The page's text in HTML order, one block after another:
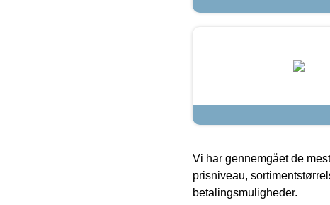
Vi har gennemgået de
prisniveau,
betalingsmuligheder.